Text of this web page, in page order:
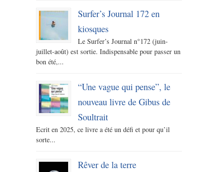
Surfer’s Journal 172 en
kiosques
Le Surfer’s Journal n°172 (juin-
juillet-août) est sortie. Indispensable pour passer un
bon été,...
“Une vague qui pense”, le
nouveau livre de Gibus de
Soultrait
Ecrit en 2025, ce livre a été un défi et pour qu’il
sorte...
Rêver de la terre